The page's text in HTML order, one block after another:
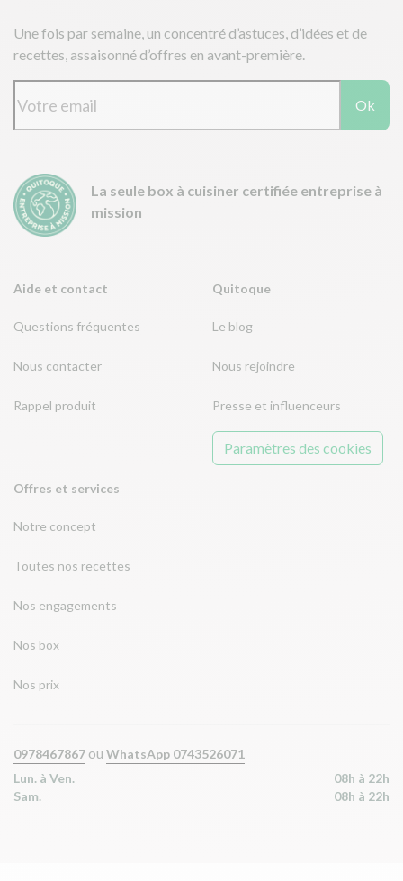
Aide et contact
Questions fréquentes
Nous contacter
Rappel produit
Offres et services
Notre concept
Toutes nos recettes
Nos engagements
Nos box
Nos prix
Quitoque
Le blog
Nous rejoindre
Presse et influenceurs
Paramètres des cookies
Une fois par semaine, un concentré d’astuces, d’idées et de
recettes, assaisonné d’offres en avant-première.
Ok
La seule box à cuisiner certifiée entreprise à
mission
0978467867 ou WhatsApp 0743526071
Lun. à Ven.
08h à 22h
Sam.
08h à 22h